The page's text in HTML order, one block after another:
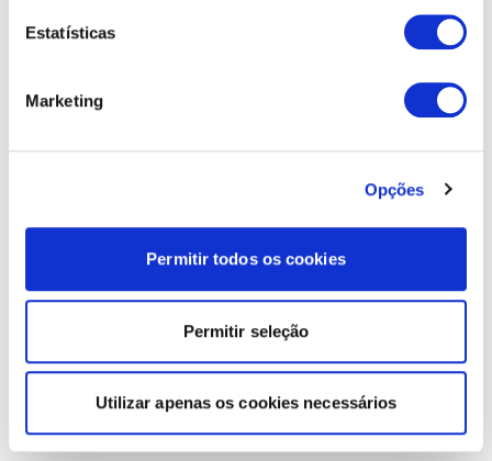
Estatísticas
Marketing
Opções
Permitir todos os cookies
Permitir seleção
Utilizar apenas os cookies necessários